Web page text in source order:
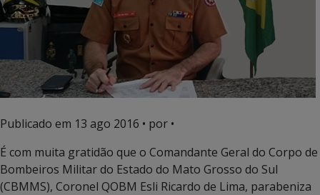
Publicado em 13 ago 2016 • por •
É com muita gratidão que o Comandante Geral do Corpo de
Bombeiros Militar do Estado do Mato Grosso do Sul
(CBMMS), Coronel QOBM Esli Ricardo de Lima, parabeniza